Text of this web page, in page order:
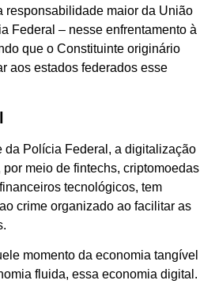
responsabilidade maior da União
Federal – nesse enfrentamento à
que o Constituinte originário
aos estados federados esse
da Polícia Federal, a digitalização
meio de fintechs, criptomoedas
tecnológicos, tem
crime organizado ao facilitar as
momento da economia tangível
fluida, essa economia digital.